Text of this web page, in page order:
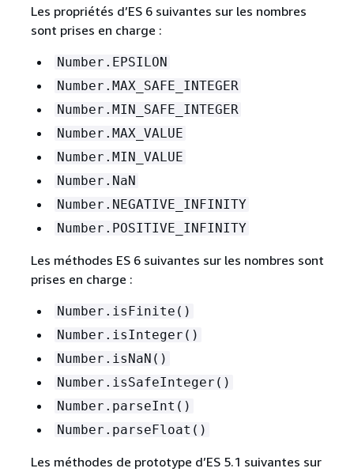
Les propriétés d’ES 6 suivantes sur les nombres
sont prises en charge :
Number.EPSILON
Number.MAX_SAFE_INTEGER
Number.MIN_SAFE_INTEGER
Number.MAX_VALUE
Number.MIN_VALUE
Number.NaN
Number.NEGATIVE_INFINITY
Number.POSITIVE_INFINITY
Les méthodes ES 6 suivantes sur les nombres sont
prises en charge :
Number.isFinite()
Number.isInteger()
Number.isNaN()
Number.isSafeInteger()
Number.parseInt()
Number.parseFloat()
Les méthodes de prototype d’ES 5.1 suivantes sur